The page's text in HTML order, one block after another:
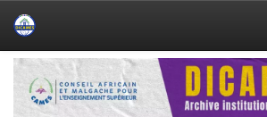
Skip
navigation